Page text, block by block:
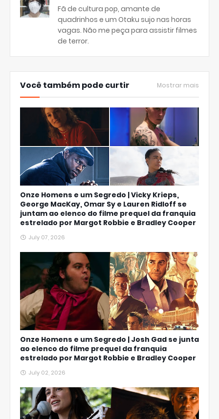
Fã de cultura pop, amante de
quadrinhos e um Otaku sujo nas horas
vagas. Não me peça para assistir filmes
de terror.
Você também pode curtir Mostrar mais
Onze Homens e um Segredo | Vicky Krieps,
George MacKay, Omar Sy e Lauren Ridloff se
juntam ao elenco do filme prequel da franquia
estrelado por Margot Robbie e Bradley Cooper
July 07, 2026
Onze Homens e um Segredo | Josh Gad se junta
ao elenco do filme prequel da franquia
estrelado por Margot Robbie e Bradley Cooper
July 02, 2026